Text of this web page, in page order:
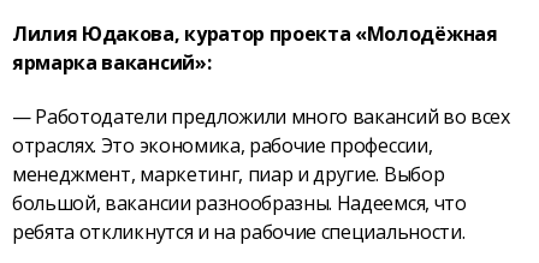
Лилия Юдакова, куратор проекта «Молодёжная
ярмарка вакансий»:
— Работодатели предложили много вакансий во всех
отраслях. Это экономика, рабочие профессии,
менеджмент, маркетинг, пиар и другие. Выбор
большой, вакансии разнообразны. Надеемся, что
ребята откликнутся и на рабочие специальности.